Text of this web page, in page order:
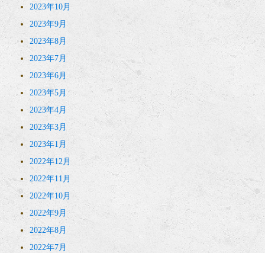
2023年10月
2023年9月
2023年8月
2023年7月
2023年6月
2023年5月
2023年4月
2023年3月
2023年1月
2022年12月
2022年11月
2022年10月
2022年9月
2022年8月
2022年7月